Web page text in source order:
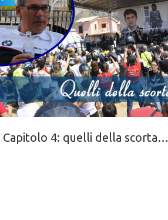
Capitolo 4: quelli della scorta…